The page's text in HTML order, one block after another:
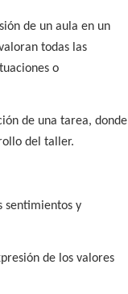
de un aula en un
todas las
o
de una tarea, donde
del taller.
sentimientos y
de los valores